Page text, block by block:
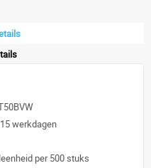
werkdagen
per 500 stuks